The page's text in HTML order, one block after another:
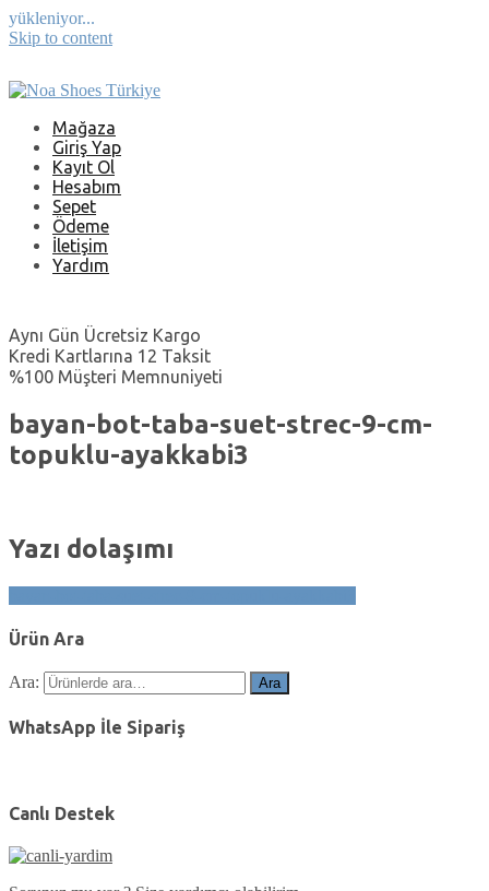
yükleniyor...
Skip to content
Mağaza
Giriş Yap
Kayıt Ol
Hesabım
Sepet
Ödeme
İletişim
Yardım
Aynı Gün Ücretsiz Kargo
Kredi Kartlarına 12 Taksit
%100 Müşteri Memnuniyeti
bayan-bot-taba-suet-strec-9-cm-
topuklu-ayakkabi3
Yazı dolaşımı
Ürün Ara
Ara: Ara
WhatsApp İle Sipariş
Canlı Destek